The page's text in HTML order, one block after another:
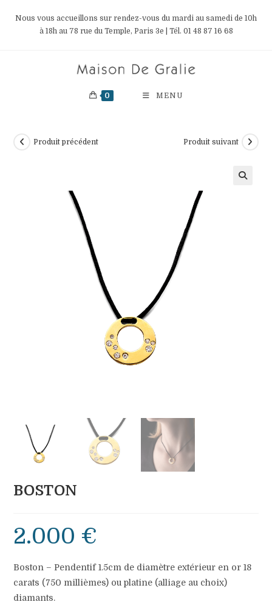
Nous vous accueillons sur rendez-vous du mardi au samedi de 10h
à 18h au 78 rue du Temple, Paris 3e | Tél. 01 48 87 16 68
0 MENU
Produit précédent Produit suivant
BOSTON
2.000 €
Boston – Pendentif 1.5cm de diamètre extérieur en or 18
carats (750 millièmes) ou platine (alliage au choix)
diamants.